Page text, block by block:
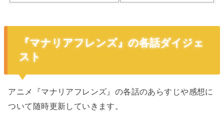
『マナリアフレンズ』の各話ダイジェ
スト
アニメ『マナリアフレンズ』の各話のあらすじや感想に
ついて随時更新していきます。